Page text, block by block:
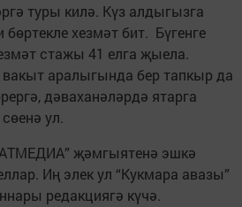
туры килә. Күз алдыгызга
бөртекле хезмәт бит. Бүгенге
стажы 41 елга җыела.
аралыгында бер тапкыр да
дәваханәләрдә ятарга
ул.
җәмгыятенә эшкә
Иң элек ул “Кукмара авазы”
редакциягә күчә.